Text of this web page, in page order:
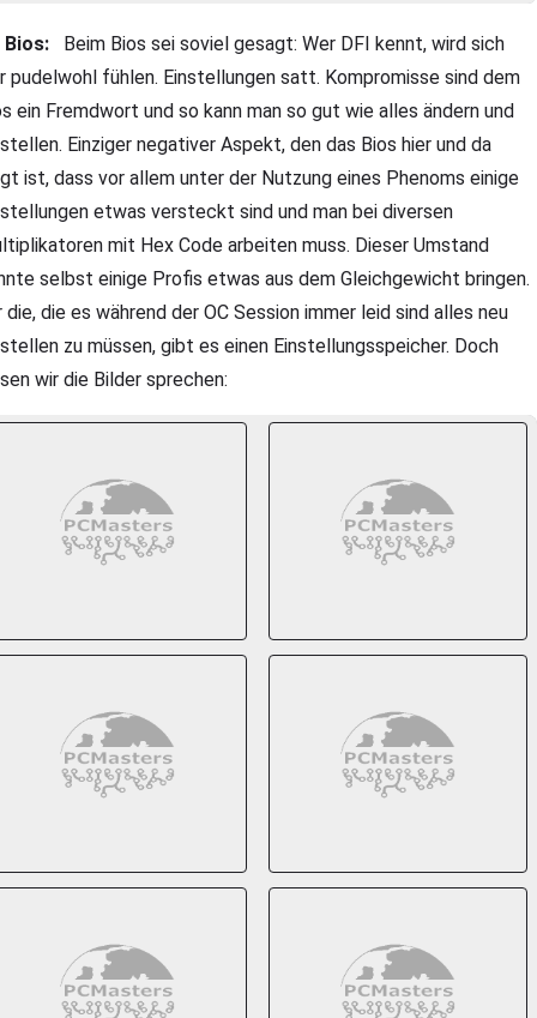
Bios: Beim Bios sei soviel gesagt: Wer DFI kennt, wird sich
pudelwohl fühlen. Einstellungen satt. Kompromisse sind dem
ein Fremdwort und so kann man so gut wie alles ändern und
Einziger negativer Aspekt, den das Bios hier und da
ist, dass vor allem unter der Nutzung eines Phenoms einige
etwas versteckt sind und man bei diversen
mit Hex Code arbeiten muss. Dieser Umstand
selbst einige Profis etwas aus dem Gleichgewicht bringen.
die, die es während der OC Session immer leid sind alles neu
zu müssen, gibt es einen Einstellungsspeicher. Doch
wir die Bilder sprechen: